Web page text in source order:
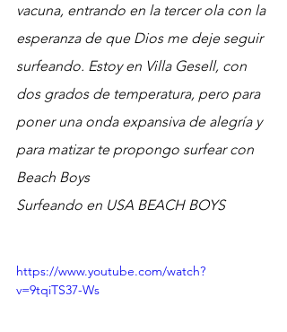
vacuna, entrando en la tercer ola con la
esperanza de que Dios me deje seguir
surfeando. Estoy en Villa Gesell, con
dos grados de temperatura, pero para
poner una onda expansiva de alegría y
para matizar te propongo surfear con
Beach Boys
Surfeando en USA BEACH BOYS
https://www.youtube.com/watch?
v=9tqiTS37-Ws